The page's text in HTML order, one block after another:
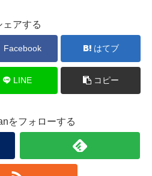
ェアする
Facebook はてブ
LINE コピー
をフォローする